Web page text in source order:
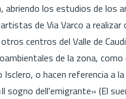
los estudios de los
de Via Varco a realizar
centros del Valle de
de la zona, como
o hacen referencia a
sogno dell'emigrante» (El